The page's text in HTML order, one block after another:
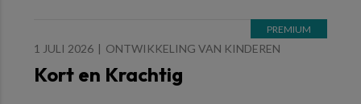
1 JULI 2026 ONTWIKKELING VAN KINDEREN
Kort en Krachtig